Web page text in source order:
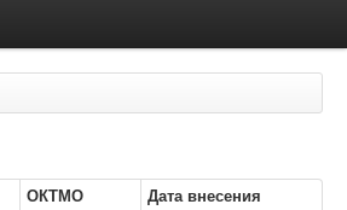
ОКТМО
Дата внесения